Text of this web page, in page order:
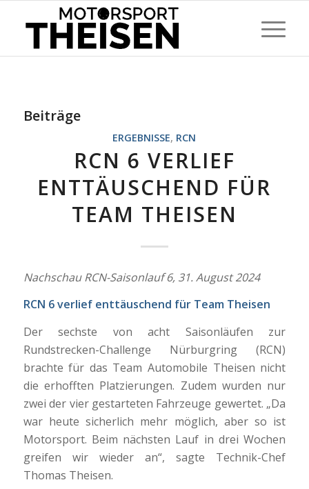
Beiträge
ERGEBNISSE, RCN
RCN 6 VERLIEF
ENTTÄUSCHEND FÜR
TEAM THEISEN
Nachschau RCN-Saisonlauf 6, 31. August 2024
RCN 6 verlief enttäuschend für Team Theisen
Der sechste von acht Saisonläufen zur
Rundstrecken-Challenge Nürburgring (RCN)
brachte für das Team Automobile Theisen nicht
die erhofften Platzierungen. Zudem wurden nur
zwei der vier gestarteten Fahrzeuge gewertet. „Da
war heute sicherlich mehr möglich, aber so ist
Motorsport. Beim nächsten Lauf in drei Wochen
greifen wir wieder an“, sagte Technik-Chef
Thomas Theisen.